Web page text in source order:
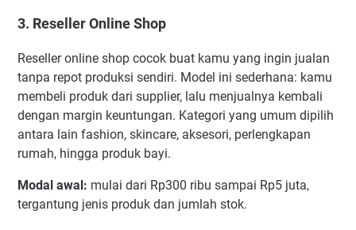
3. Reseller Online Shop
Reseller online shop cocok buat kamu yang ingin jualan
tanpa repot produksi sendiri. Model ini sederhana: kamu
membeli produk dari supplier, lalu menjualnya kembali
dengan margin keuntungan. Kategori yang umum dipilih
antara lain fashion, skincare, aksesori, perlengkapan
rumah, hingga produk bayi.
Modal awal: mulai dari Rp300 ribu sampai Rp5 juta,
tergantung jenis produk dan jumlah stok.